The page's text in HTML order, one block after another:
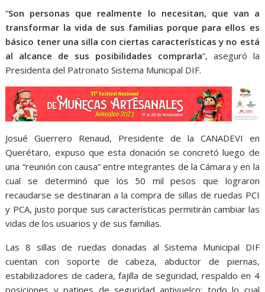
“Son personas que realmente lo necesitan, que van a
transformar la vida de sus familias porque para ellos es
básico tener una silla con ciertas características y no está
al alcance de sus posibilidades comprarla“, aseguró la
Presidenta del Patronato Sistema Municipal DIF.
Josué Guerrero Renaud, Presidente de la CANADEVI en
Querétaro, expuso que esta donación se concretó luego de
una “reunión con causa” entre integrantes de la Cámara y en la
cual se determinó que los 50 mil pesos que lograron
recaudarse se destinaran a la compra de sillas de ruedas PCI
y PCA, justo porque sus características permitirán cambiar las
vidas de los usuarios y de sus familias.
Las 8 sillas de ruedas donadas al Sistema Municipal DIF
cuentan con soporte de cabeza, abductor de piernas,
estabilizadores de cadera, fajilla de seguridad, respaldo en 4